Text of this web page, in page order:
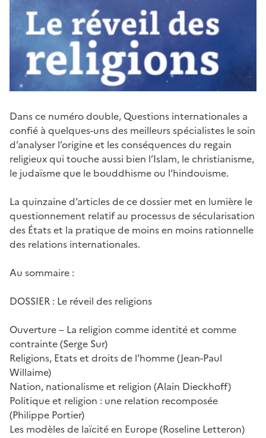
Dans ce numéro double, Questions internationales a
confié à quelques-uns des meilleurs spécialistes le soin
d’analyser l’origine et les conséquences du regain
religieux qui touche aussi bien l’Islam, le christianisme,
le judaïsme que le bouddhisme ou l’hindouisme.
La quinzaine d’articles de ce dossier met en lumière le
questionnement relatif au processus de sécularisation
des États et la pratique de moins en moins rationnelle
des relations internationales.
Au sommaire :
DOSSIER : Le réveil des religions
Ouverture – La religion comme identité et comme
contrainte (Serge Sur)
Religions, Etats et droits de l’homme (Jean-Paul
Willaime)
Nation, nationalisme et religion (Alain Dieckhoff)
Politique et religion : une relation recomposée
(Philippe Portier)
Les modèles de laïcité en Europe (Roseline Letteron)